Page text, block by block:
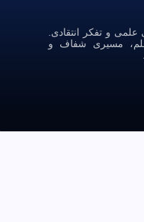
و تفکر انتقادی.
مسیری شفاف و